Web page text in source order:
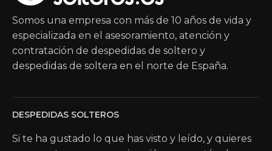
Somos una empresa con más de 10 años de vida y
especializada en el asesoramiento, atención y
contratación de despedidas de soltero y
despedidas de soltera en el norte de España.
DESPEDIDAS SOLTEROS
Si te ha gustado lo que has visto y leído, y quieres